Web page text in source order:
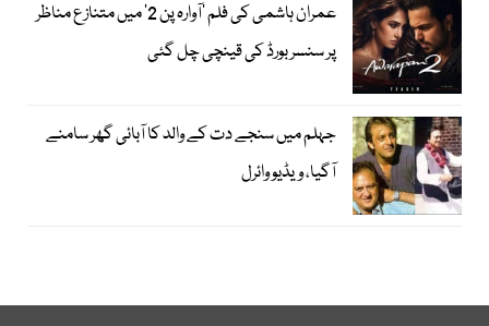
عمران ہاشمی کی فلم ’آوارہ پن 2‘ میں متنازع مناظر
پر سنسر بورڈ کی قینچی چل گئی
جہلم میں سنجے دت کے والد کا آبائی گھر سامنے
آگیا، ویڈیو وائرل